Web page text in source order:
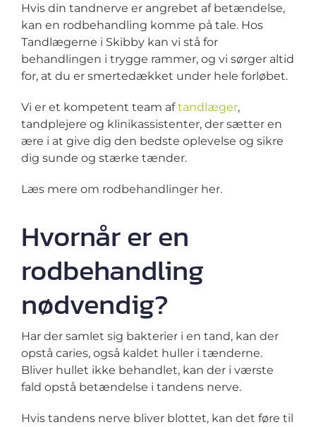
Hvis din tandnerve er angrebet af betændelse,
kan en rodbehandling komme på tale. Hos
Tandlægerne i Skibby kan vi stå for
behandlingen i trygge rammer, og vi sørger altid
for, at du er smertedækket under hele forløbet.
Vi er et kompetent team aftandlæger,
tandplejere og klinikassistenter, der sætter en
ære i at give dig den bedste oplevelse og sikre
dig sunde og stærke tænder.
Læs mere om rodbehandlinger her.
Hvornår er en
rodbehandling
nødvendig?
Har der samlet sig bakterier i en tand, kan der
opstå caries, også kaldet huller i tænderne.
Bliver hullet ikke behandlet, kan der i værste
fald opstå betændelse i tandens nerve.
Hvis tandens nerve bliver blottet, kan det føre til